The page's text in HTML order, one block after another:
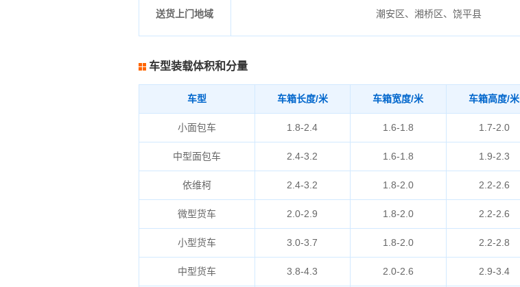
送货上门地域 潮安区、湘桥区、饶平县
车型装载体积和分量
车型 车箱长度/米 车箱宽度/米 车箱高度/米
小面包车 1.8-2.4 1.6-1.8 1.7-2.0
中型面包车 2.4-3.2 1.6-1.8 1.9-2.3
依维柯 2.4-3.2 1.8-2.0 2.2-2.6
微型货车 2.0-2.9 1.8-2.0 2.2-2.6
小型货车 3.0-3.7 1.8-2.0 2.2-2.8
中型货车 3.8-4.3 2.0-2.6 2.9-3.4